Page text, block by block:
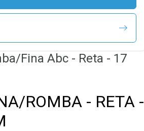
Fina Abc - Reta - 17
ROMBA - RETA -